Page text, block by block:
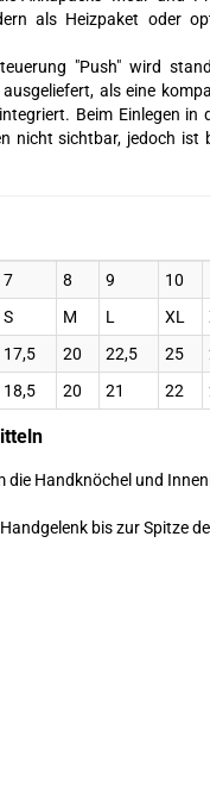
als Heizpaket oder
"Push" wird
als eine
Beim Einlegen in
nicht sichtbar, jedoch ist
7 8 9 10
S M L XL
17,5 20 22,5 25
18,5 20 21 22
die Handknöchel und
bis zur Spitze